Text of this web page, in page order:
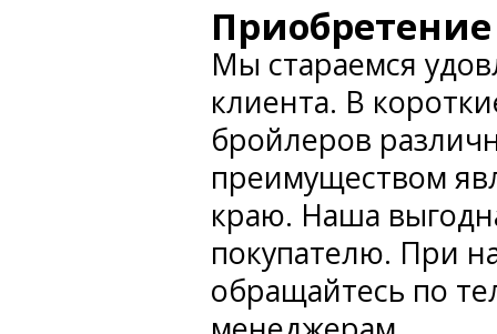
Мы стараемся
клиента. В
бройлеров
преимуществом
краю. Наша
покупателю. При
обращайтесь по